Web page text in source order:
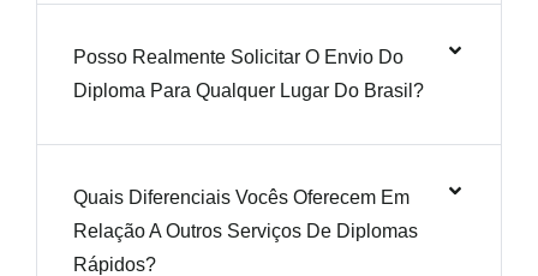
Posso Realmente Solicitar O Envio Do
Diploma Para Qualquer Lugar Do Brasil?
Quais Diferenciais Vocês Oferecem Em
Relação A Outros Serviços De Diplomas
Rápidos?